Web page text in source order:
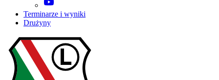
Terminarze i wyniki
Drużyny